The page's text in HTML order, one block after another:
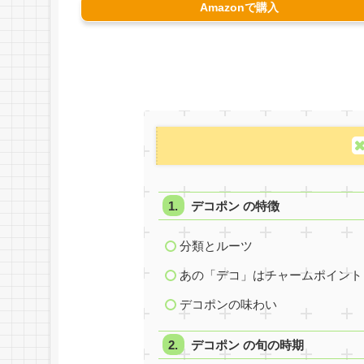
Amazonで購入
デコポン の特徴
分類とルーツ
あの「デコ」はチャームポイント
デコポンの味わい
デコポン の旬の時期